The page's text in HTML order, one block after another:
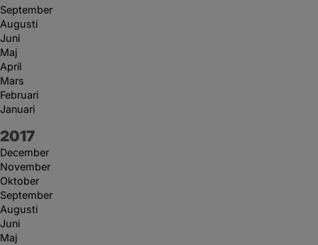
September
Augusti
Juni
Maj
April
Mars
Februari
Januari
År:
2017
December
November
Oktober
September
Augusti
Juni
Maj